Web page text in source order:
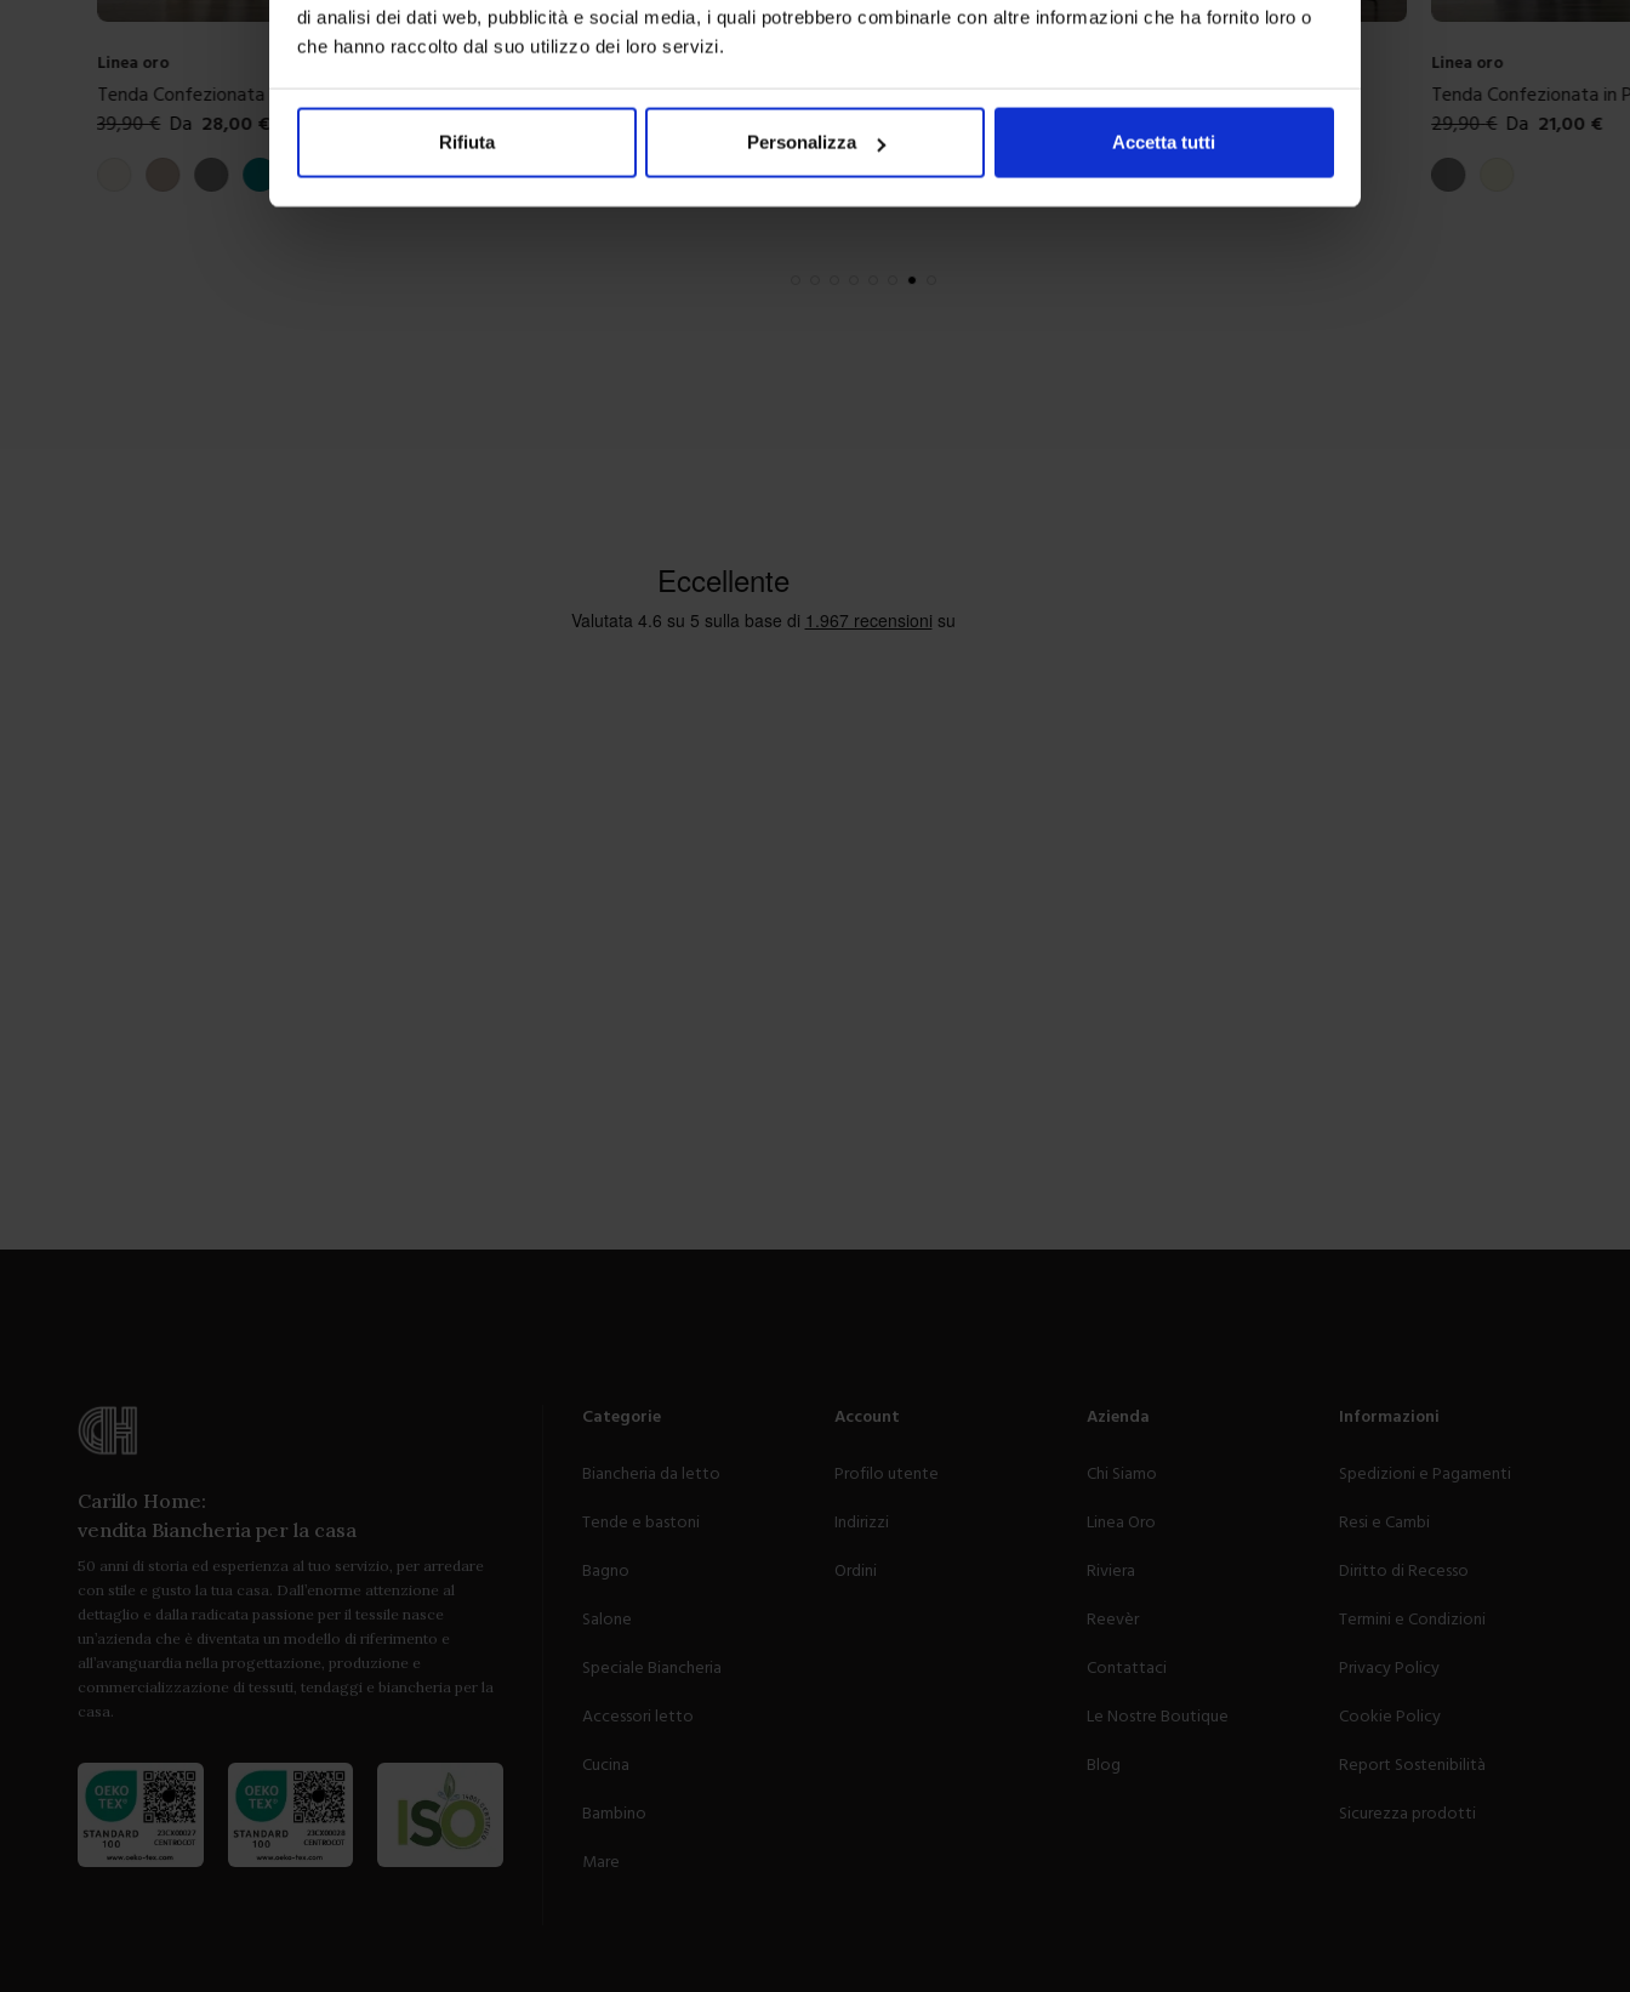
di analisi dei dati web, pubblicità e social media, i quali potrebbero combinarle con altre informazioni che ha fornito loro o
che hanno raccolto dal suo utilizzo dei loro servizi.
Rifiuta Personalizza Accetta tutti
Linea oro
Tenda Confezionata In Ciniglia Bliss
39,90€ Da 28,00 €
Colori disponibili
TortoraGrigio Ottanio
Tenda Confezionata Floral
TortoraAvorio
Tenda Confezionata Jacquard Larissa
Colori disponibili
AzzurroBlue
Linea oro
Tenda Confezionata in
29,90€ Da 21,00 €
Colori disponibili
Grigio
Carillo Home:
vendita Biancheria per la casa
50 anni di storia ed esperienza al tuo servizio, per arredare
con stile e gusto la tua casa. Dall’enorme attenzione al
dettaglio e dalla radicata passione per il tessile nasce
un’azienda che è diventata un modello di riferimento e
all’avanguardia nella progettazione, produzione e
commercializzazione di tessuti, tendaggi e biancheria per la
casa.
Categorie
Biancheria da letto
Tende e bastoni
Bagno
Salone
Speciale Biancheria
Accessori letto
Cucina
Bambino
Mare
Account
Profilo utente
Indirizzi
Ordini
Azienda
Chi Siamo
Linea Oro
Riviera
Reevèr
Contattaci
Le Nostre Boutique
Blog
Informazioni
Spedizioni e Pagamenti
Resi e Cambi
Diritto di Recesso
Termini e Condizioni
Privacy Policy
Cookie Policy
Report Sostenibilità
Sicurezza prodotti